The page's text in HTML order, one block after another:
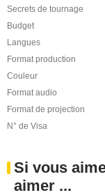
Secrets de tournage
Budget
Langues
Format production
Couleur
Format audio
Format de projection
N° de Visa
Si vous
aimer ...